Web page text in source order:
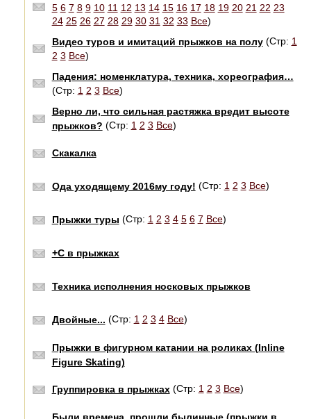
5 6 7 8 9 10 11 12 13 14 15 16 17 18 19 20 21 22 23
24 25 26 27 28 29 30 31 32 33 Все)
Видео туров и имитаций прыжков на полу(Стр: 1
2 3 Все)
Падения: номенклатура, техника, хореография…
(Стр: 1 2 3 Все)
Верно ли, что сильная растяжка вредит высоте
прыжков? (Стр: 1 2 3 Все)
Скакалка
Ода уходящему 2016му году! (Стр: 1 2 3 Все)
Прыжки туры (Стр: 1 2 3 4 5 6 7 Все)
+С в прыжках
Техника исполнения носковых прыжков
Двойные... (Стр: 1 2 3 4 Все)
Прыжки в фигурном катании на роликах (Inline
Figure Skating)
Группировка в прыжках(Стр: 1 2 3 Все)
Были времена, прошли былинные (прыжки в